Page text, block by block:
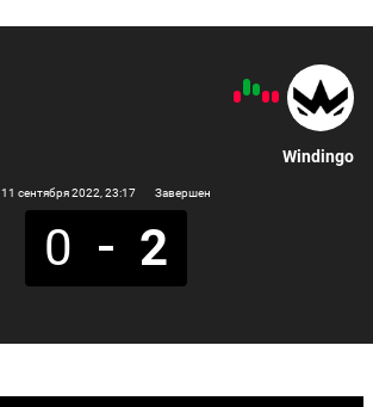
11 сентября 2022 , 23:17 Завершен
0 2
Windingo